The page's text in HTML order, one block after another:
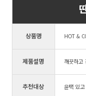
상품명 HOT &
제품설명 깨끗하고
추천대상 윤택 있